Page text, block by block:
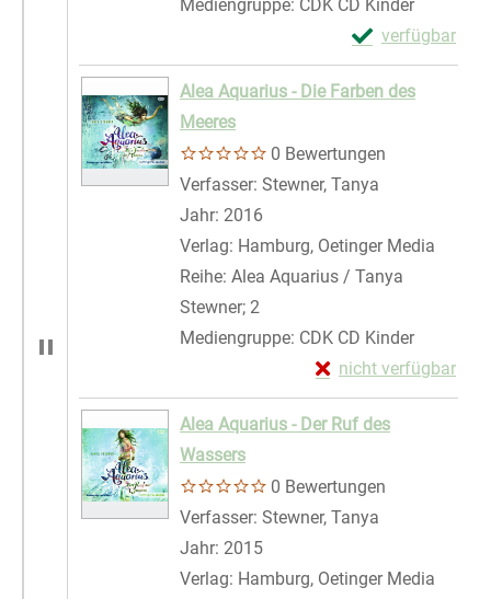
Mediengruppe: CDK CD Kinder
verfügbar
Exemplar-
Zum Download
Alea Aquarius - Die Farben des
Meeres
0 Bewertungen
Verfasser: Stewner, Tanya
Jahr: 2016
Verlag: Hamburg, Oetinger Media
Reihe: Alea Aquarius / Tanya
Stewner; 2
Mediengruppe: CDK CD Kinder
nicht verfügbar
Exemplar-Details
Zum Download von
Alea Aquarius - Der Ruf des
Wassers
0 Bewertungen
Verfasser: Stewner, Tanya
Jahr: 2015
Verlag: Hamburg, Oetinger Media